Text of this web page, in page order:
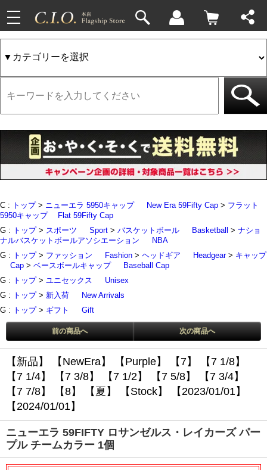
toggle
navigation
C : トップ> ニューエラ 5950キャップ New Era 59Fifty Cap > フラット
5950キャップ
Flat 59Fifty Cap
G : トップ> スポーツ Sport > バスケットボール Basketball > ナショ
ナルバスケットボールアソシエーション
NBA
G : トップ> ファッション Fashion > ヘッドギア Headgear> キャップ
Cap > ベースボールキャップ
Baseball Cap
G : トップ> ユニセックス
Unisex
G : トップ> 新入荷
New Arrivals
G : トップ> ギフト Gift
前の商品へ 次の商品へ
【新品】 【NewEra】 【Purple】 【7】
【7 1/8】
【7 1/4】
【7 3/8】 【7 1/2】 【7 5/8】
【7 3/4】
【7 7/8】
【8】 【夏】 【Stock】
【2023/01/01】
【2024/01/01】
ニューエラ 59FIFTY ロサンゼルス・レイカーズ パー
プル チームカラー 1個
4件
33件